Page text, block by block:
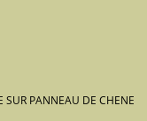
SUR PANNEAU DE CHENE